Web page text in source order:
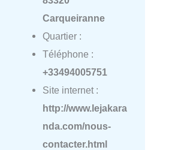
Carqueiranne
Quartier :
Téléphone :
+33494005751
Site internet :
http://www.lejakara
nda.com/nous-
contacter.html